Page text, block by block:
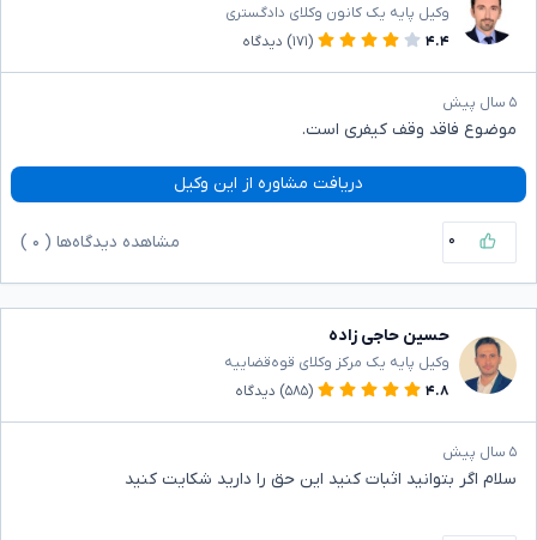
وکیل پایه یک کانون وکلای دادگستری
۴.۴
(۱۷۱) دیدگاه
۵ سال پیش
موضوع فاقد وقف کیفری است.
دریافت مشاوره از این وکیل
۰ مشاهده دیدگاه‌ها ( ۰
حسین حاجی زاده
وکیل پایه یک مرکز وکلای قوه‌قضاییه
۴.۸
(۵۸۵) دیدگاه
۵ سال پیش
سلام اگر بتوانید اثبات کنید این حق را دارید شکایت کنید